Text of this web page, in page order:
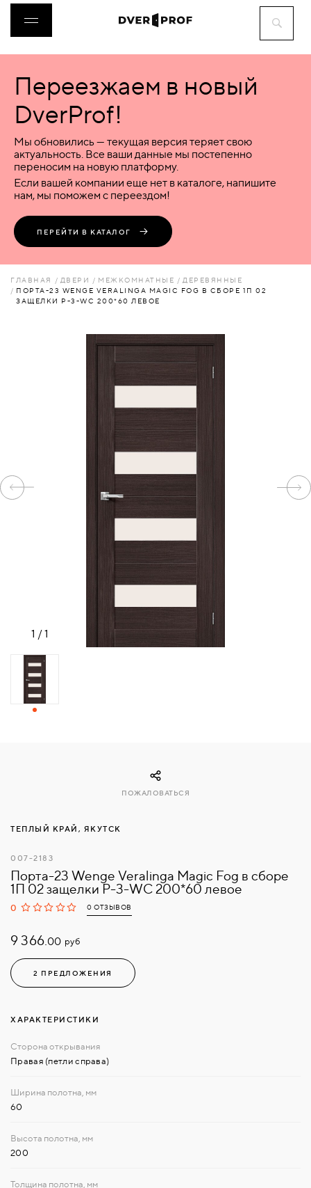
ДВЕРИ
ФУРНИТУРА
ВОРОТА
ПЕРЕГОРОДКИ
АКСЕССУАРЫ
КОМПЛЕКТУЮЩИЕ
СВЯЗАТЬСЯ
С
НАМИ
Переезжаем в новый
DverProf!
Мы обновились — текущая версия теряет свою
актуальность. Все ваши данные мы постепенно
переносим на новую платформу.
Если вашей компании еще нет в каталоге, напишите
нам, мы поможем с переездом!
ПЕРЕЙТИ В КАТАЛОГ
ГЛАВНАЯ ДВЕРИ МЕЖКОМНАТНЫЕ
ДЕРЕВЯННЫЕ
ПОРТА-23 WENGE VERALINGA MAGIC FOG В СБОРЕ 1П 02
ЗАЩЕЛКИ Р-3-WC 200*60 ЛЕВОЕ
1 /1
ТЕПЛЫЙ КРАЙ, ЯКУТСК
007-2183
Порта-23 Wenge Veralinga Magic Fog в сборе
1П 02 защелки Р-3-WC 200*60 левое
0 0 ОТЗЫВОВ
9 366.00 руб
2 ПРЕДЛОЖЕНИЯ
ПОЖАЛОВАТЬСЯ
ХАРАКТЕРИСТИКИ
Правая (петли справа)
60
200